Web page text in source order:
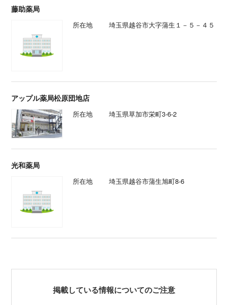
藤助薬局
所在地 埼玉県越谷市大字蒲生１－５－４５
アップル薬局松原団地店
所在地 埼玉県草加市栄町3-6-2
光和薬局
所在地 埼玉県越谷市蒲生旭町8-6
掲載している情報についてのご注意